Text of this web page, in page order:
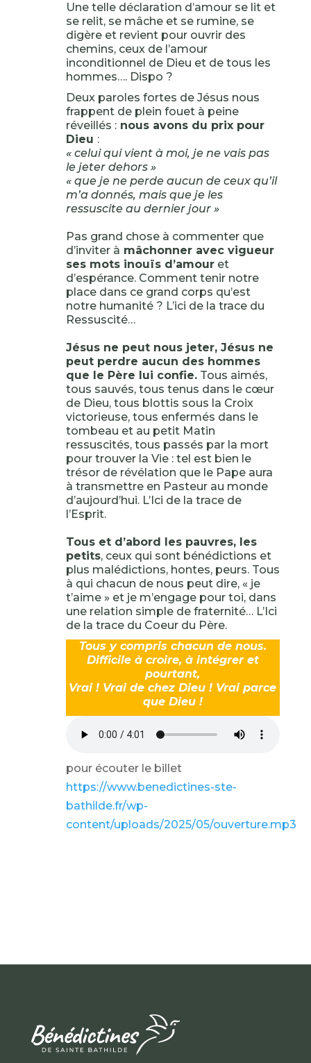
Une telle déclaration d’amour se lit et
se relit, se mâche et se rumine, se
digère et revient pour ouvrir des
chemins, ceux de l’amour
inconditionnel de Dieu et de tous les
hommes…. Dispo ?
Deux paroles fortes de Jésus nous
frappent de plein fouet à peine
réveillés :nous avons du prix pour
Dieu :
« celui qui vient à moi, je ne vais pas
le jeter dehors »
« que je ne perde aucun de ceux qu’il
m’a donnés, mais que je les
ressuscite au dernier jour »
Pas grand chose à commenter que
d’inviter à mâchonner avec vigueur
ses mots inouïs d’amouret
d’espérance. Comment tenir notre
place dans ce grand corps qu’est
notre humanité ? L’ici de la trace du
Ressuscité…
Jésus ne peut nous jeter, Jésus ne
peut perdre aucun des hommes
que le Père lui confie.Tous aimés,
tous sauvés, tous tenus dans le cœur
de Dieu, tous blottis sous la Croix
victorieuse, tous enfermés dans le
tombeau et au petit Matin
ressuscités, tous passés par la mort
pour trouver la Vie : tel est bien le
trésor de révélation que le Pape aura
à transmettre en Pasteur au monde
d’aujourd’hui. L’Ici de la trace de
l’Esprit.
Tous et d’abord les pauvres, les
petits, ceux qui sont bénédictions et
plus malédictions, hontes, peurs. Tous
à qui chacun de nous peut dire, « je
t’aime » et je m’engage pour toi, dans
une relation simple de fraternité… L’Ici
de la trace du Coeur du Père.
Tous y compris chacun de nous.
Difficile à croire, à intégrer et
pourtant,
Vrai ! Vrai de chez Dieu ! Vrai parce
que Dieu !
pour écouter le billet
https://www.benedictines-ste-
bathilde.fr/wp-
content/uploads/2025/05/ouverture.mp3